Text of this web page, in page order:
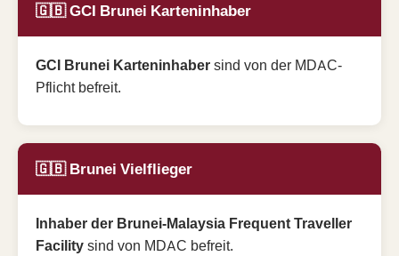
🇬🇧 GCI Brunei Karteninhaber
GCI Brunei Karteninhabersind von der MDAC-
Pflicht befreit.
🇬🇧 Brunei Vielflieger
Inhaber der Brunei-Malaysia Frequent Traveller
Facilitysind von MDAC befreit.